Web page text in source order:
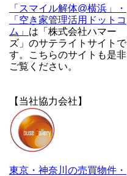
「スマイル解体@横浜」・
「空き家管理活用ドットコ
ム」 は「株式会社ハマー
ズ」のサテライトサイトで
す。こちらのサイトも是非
ご覧ください。
【当社協力会社】
東京・神奈川の売買物件・